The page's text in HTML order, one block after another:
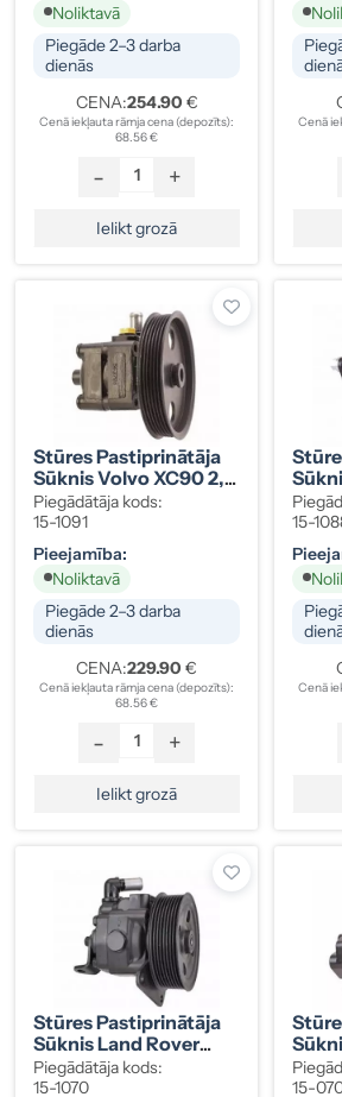
Noliktavā
Piegāde 2–3 darba
dienās
CENA:254.90 €
Cenā iekļauta rāmja cena (depozīts):
68.56 €
- +
Ielikt grozā
Cenā
Stūres Pastiprinātāja
Sūknis Volvo XC90 2,4
D5 02- 8251735
Piegādātāja kods:
15-1091
Pieejamība:
Noliktavā
Piegāde 2–3 darba
dienās
CENA:229.90 €
Cenā iekļauta rāmja cena (depozīts):
68.56 €
- +
Ielikt grozā
07-
15-
Cenā
Stūres Pastiprinātāja
Sūknis Land Rover
Discovery, Range
Rover Sport
Piegādātāja kods:
15-1070
15-